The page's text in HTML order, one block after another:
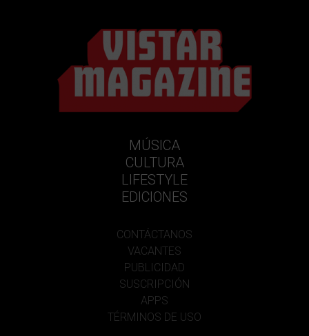
MÚSICA
CULTURA
LIFESTYLE
EDICIONES
CONTÁCTANOS
VACANTES
PUBLICIDAD
SUSCRIPCIÓN
APPS
TÉRMINOS DE USO